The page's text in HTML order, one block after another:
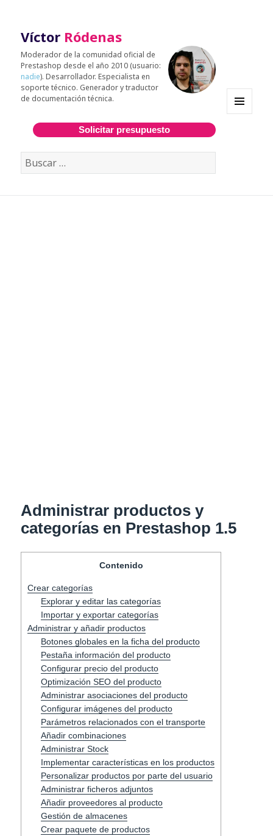
Víctor Ródenas
Moderador de la comunidad oficial de
Prestashop desde el año 2010 (usuario:
nadie). Desarrollador. Especialista en
soporte técnico. Generador y traductor
de documentación técnica.
Solicitar presupuesto
Buscar:
Administrar productos y
categorías en Prestashop 1.5
Contenido
Crear categorías
Explorar y editar las categorías
Importar y exportar categorías
Administrar y añadir productos
Botones globales en la ficha del producto
Pestaña información del producto
Configurar precio del producto
Optimización SEO del producto
Administrar asociaciones del producto
Configurar imágenes del producto
Parámetros relacionados con el transporte
Añadir combinaciones
Administrar Stock
Implementar características en los productos
Personalizar productos por parte del usuario
Administrar ficheros adjuntos
Añadir proveedores al producto
Gestión de almacenes
Crear paquete de productos